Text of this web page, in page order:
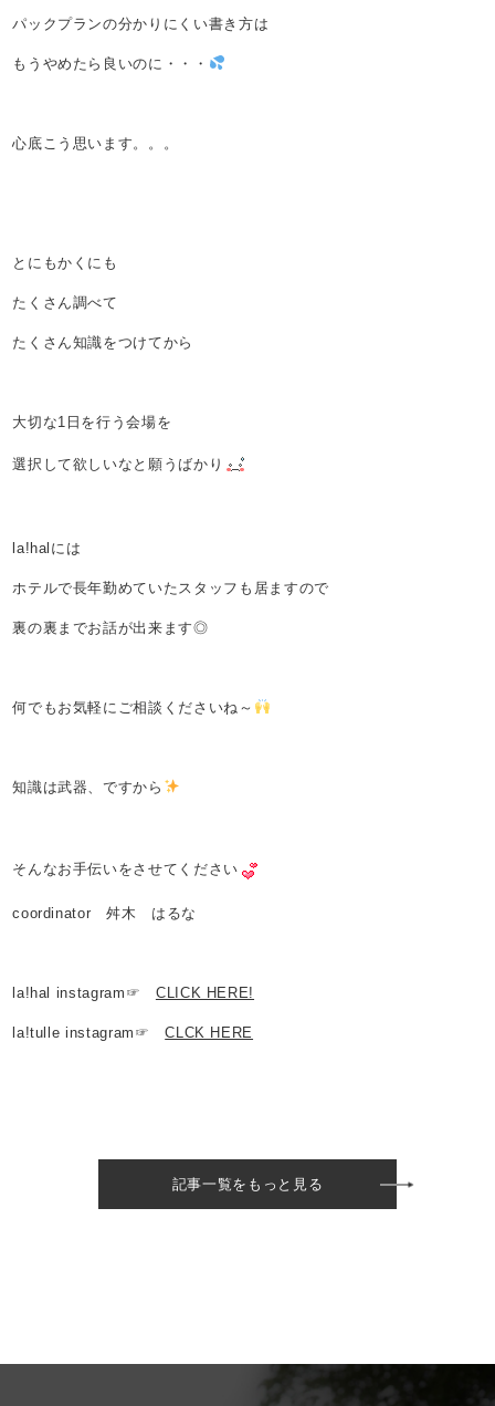
パックプランの分かりにくい書き方は
もうやめたら良いのに・・・
心底こう思います。。。
とにもかくにも
たくさん調べて
たくさん知識をつけてから
大切な1日を行う会場を
選択して欲しいなと願うばかり
la!halには
ホテルで長年勤めていたスタッフも居ますので
裏の裏までお話が出来ます◎
何でもお気軽にご相談くださいね～
知識は武器、ですから
そんなお手伝いをさせてください
coordinator 舛木 はるな
la!hal instagram☞ CLICK HERE!
la!tulle instagram☞CLCK HERE
記事一覧をもっと見る